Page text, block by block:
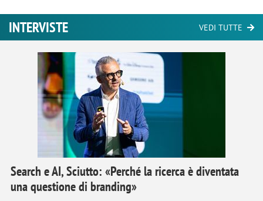
INTERVISTE VEDI TUTTE
Search e AI, Sciutto: «Perché la ricerca è diventata
una questione di branding»